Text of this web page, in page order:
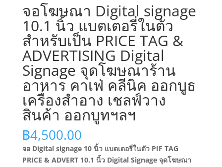
จอโฆษณา Digital signage
10.1 นิ้ว แบตเตอรี่ในตัว
สำหรับเป็น PRICE TAG &
ADVERTISING Digital
Signage จุดโฆษณาร้าน
อาหาร คาเฟ่ คลีนิค ออกบูธ
เครื่องสำอาง เชลฟ์วาง
สินค้า ออกบูทฯลฯ
฿4,500.00
จอ Digital signage 10 นิ้ว แบตเตอรี่ในตัว PIF TAG
PRICE & ADVERT 10.1 นิ้ว Digital Signage จุดโฆษณา